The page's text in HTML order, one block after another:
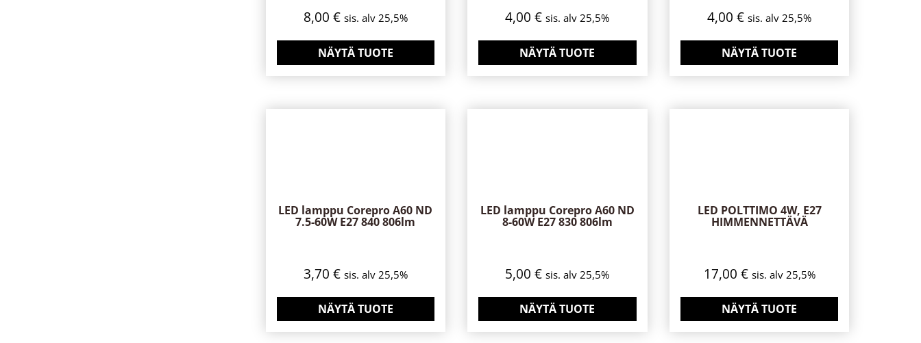
8,00 € sis. alv 25,5%
NÄYTÄ TUOTE
4,00€ sis. alv 25,5%
NÄYTÄ TUOTE
4,00€ sis. alv 25,5%
NÄYTÄ TUOTE
LED lamppu Corepro A60 ND
7.5-60W E27 840 806lm
3,70 € sis. alv 25,5%
NÄYTÄ TUOTE
LED lamppu Corepro A60 ND
8-60W E27 830 806lm
5,00€ sis. alv 25,5%
NÄYTÄ TUOTE
LED POLTTIMO 4W, E27
HIMMENNETTÄVÄ
17,00 € sis. alv 25,5%
NÄYTÄ TUOTE